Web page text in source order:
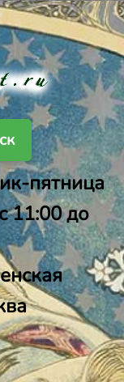
пятница
11:00 до